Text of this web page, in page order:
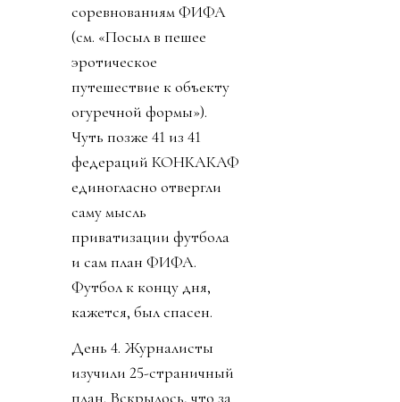
соревнованиям ФИФА
(см. «Посыл в пешее
эротическое
путешествие к объекту
огуречной формы»).
Чуть позже 41 из 41
федераций КОНКАКАФ
единогласно отвергли
саму мысль
приватизации футбола
и сам план ФИФА.
Футбол к концу дня,
кажется, был спасен.
День 4. Журналисты
изучили 25-страничный
план. Вскрылось, что за